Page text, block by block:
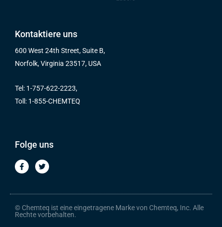
Kontaktiere uns
600 West 24th Street, Suite B,
Norfolk, Virginia 23517, USA
Tel: 1-757-622-2223,
Toll: 1-855-CHEMTEQ
Folge uns
F
a
o
k
-
T
w
© Chemteq ist eine eingetragene Marke von Chemteq, Inc. Alle
Rechte vorbehalten.